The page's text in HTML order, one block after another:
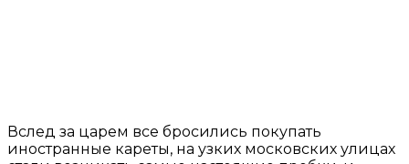
Вслед за царем все бросились покупать
иностранные кареты, на узких московских улицах